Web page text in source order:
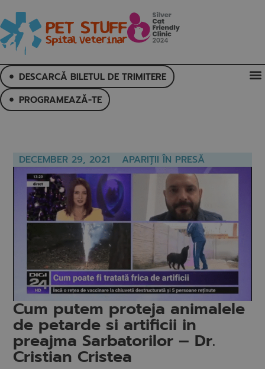
DESCARCĂ BILETUL DE TRIMITERE
PROGRAMEAZĂ-TE
DECEMBER 29, 2021 APARIȚII ÎN PRESĂ
Cum putem proteja animalele
de petarde si artificii in
preajma Sarbatorilor – Dr.
Cristian Cristea